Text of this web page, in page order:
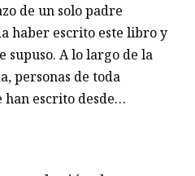
de un solo padre
haber escrito este libro y
supuso. A lo largo de la
personas de toda
han escrito desde…